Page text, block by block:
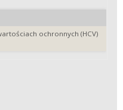
ochronnych (HCV)